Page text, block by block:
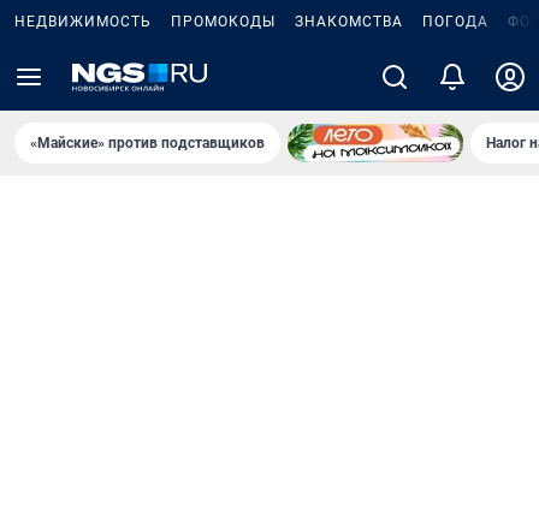
НЕДВИЖИМОСТЬ ПРОМОКОДЫ ЗНАКОМСТВА ПОГОДА
«Майские» против подставщиков Налог